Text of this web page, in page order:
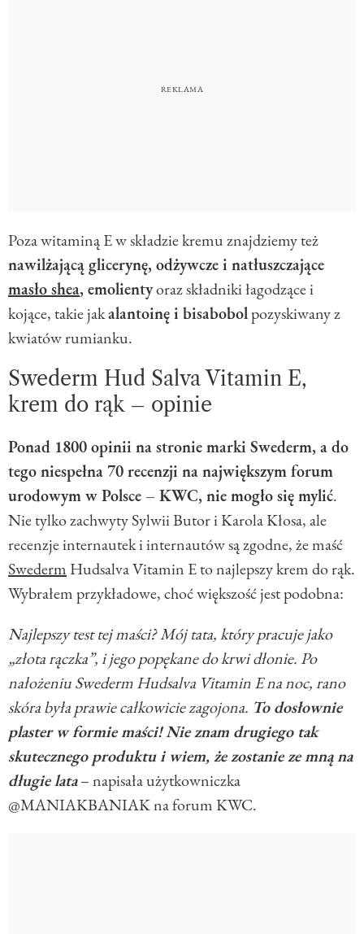
Poza witaminą E w składzie kremu znajdziemy też
nawilżającą glicerynę, odżywcze i natłuszczające
masło shea, emolientyoraz składniki łagodzące i
kojące, takie jakalantoinę i bisabobolpozyskiwany z
kwiatów rumianku.
Swederm Hud Salva Vitamin E,
krem do rąk – opinie
Ponad 1800 opinii na stronie marki Swederm, a do
tego niespełna 70 recenzji na największym forum
urodowym w Polsce – KWC, nie mogło się mylić.
Nie tylko zachwyty Sylwii Butor i Karola Kłosa, ale
recenzje internautek i internautów są zgodne, że maść
Swederm Hudsalva Vitamin E to najlepszy krem do rąk.
Wybrałem przykładowe, choć większość jest podobna:
Najlepszy test tej maści? Mój tata, który pracuje jako
„złota rączka”, i jego popękane do krwi dłonie. Po
nałożeniu Swederm Hudsalva Vitamin E na noc, rano
skóra była prawie całkowicie zagojona. To dosłownie
plaster w formie maści!Nie znam drugiego tak
skutecznego produktu i wiem, że zostanie ze mną na
długie lata– napisała użytkowniczka
@MANIAKBANIAK na forum KWC.